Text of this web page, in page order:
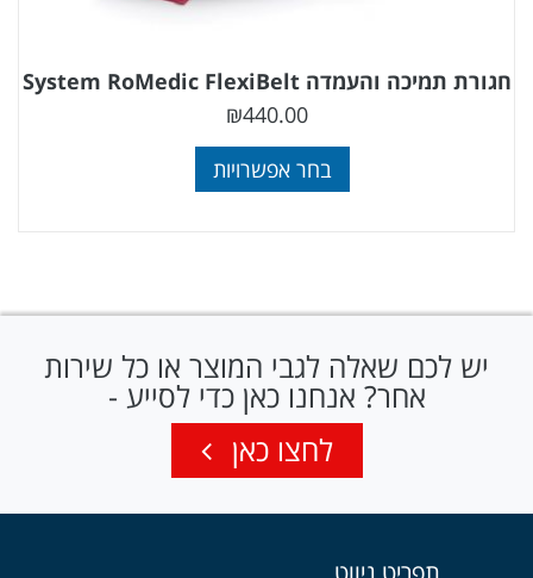
חגורת תמיכה והעמדה System RoMedic FlexiBelt
₪440.00
בחר אפשרויות
יש לכם שאלה לגבי המוצר או כל שירות
אחר? אנחנו כאן כדי לסייע -
לחצו כאן